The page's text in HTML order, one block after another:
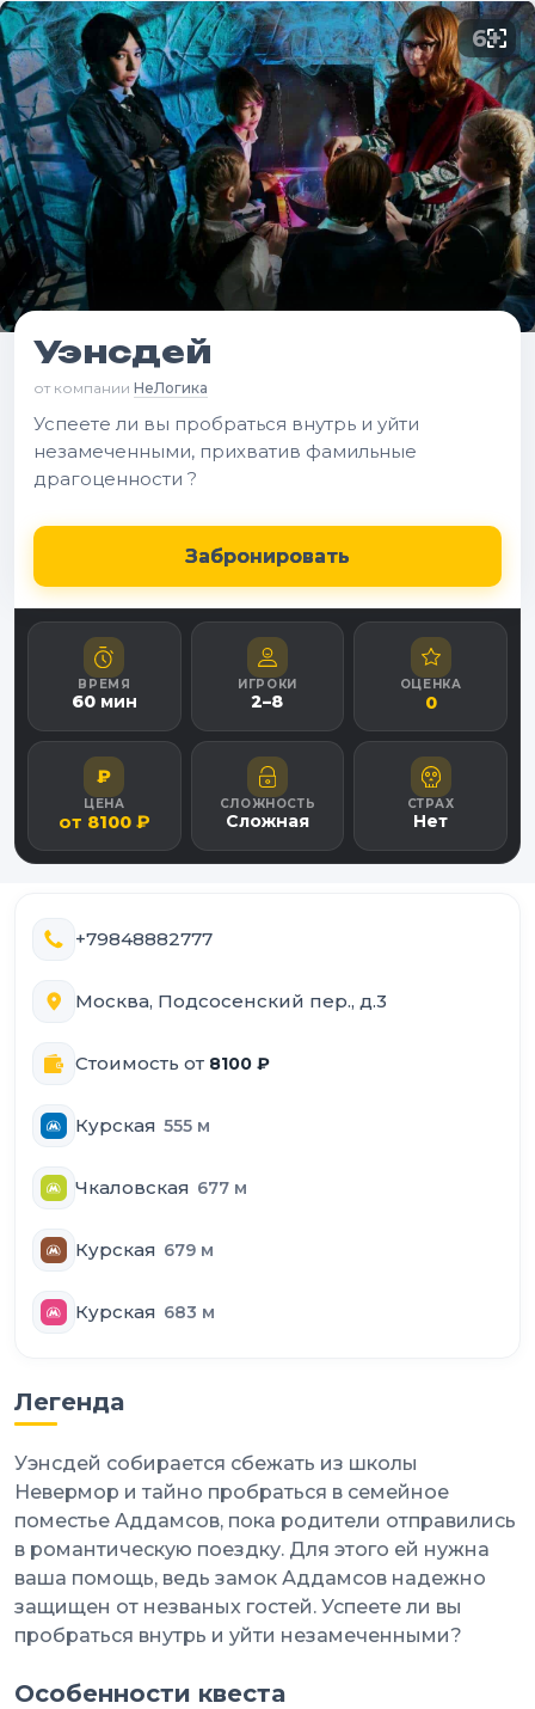
6+
Уэнсдей
от компании НеЛогика
Успеете ли вы пробраться внутрь и уйти
незамеченными, прихватив фамильные
драгоценности ?
Забронировать
ВРЕМЯ
60мин
ИГРОКИ
2–8
ОЦЕНКА
0
₽
ЦЕНА
от 8100₽
СЛОЖНОСТЬ
Сложная
СТРАХ
Нет
+79848882777
Москва, Подсосенский пер., д.3
Стоимость от 8100 ₽
Курская 555 м
Чкаловская 677 м
Курская 679 м
Курская 683 м
Легенда
Уэнсдей собирается сбежать из школы
Невермор и тайно пробраться в семейное
поместье Аддамсов, пока родители отправились
в романтическую поездку. Для этого ей нужна
ваша помощь, ведь замок Аддамсов надежно
защищен от незваных гостей. Успеете ли вы
пробраться внутрь и уйти незамеченными?
Особенности квеста